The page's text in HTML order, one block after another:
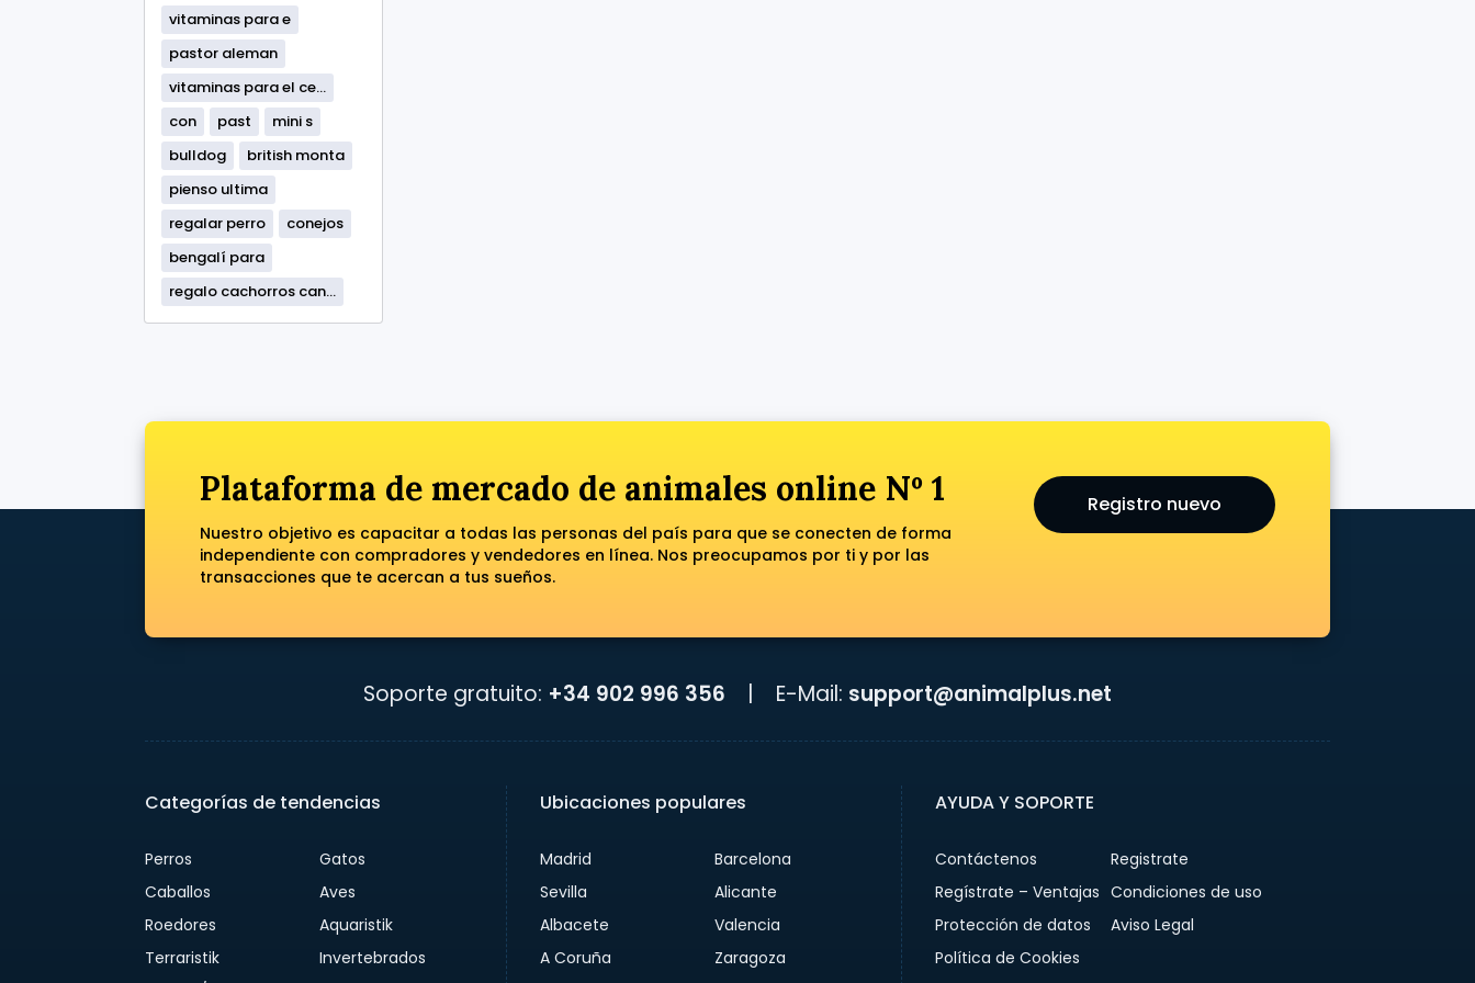
vitaminas para e
pastor aleman
vitaminas para el ce...
con
past
mini s
bulldog
british monta
pienso ultima
regalar perro
conejos
bengalí para
regalo cachorros can...
Plataforma de mercado de animales online Nº 1
Nuestro objetivo es capacitar a todas las personas del país para que se conecten de forma
independiente con compradores y vendedores en línea. Nos preocupamos por ti y por las
transacciones que te acercan a tus sueños.
Registro nuevo
Soporte gratuito: +34 902 996 356 E-Mail: support@animalplus.net
Categorías de tendencias
Perros
Gatos
Caballos
Aves
Roedores
Aquaristik
Terraristik
Invertebrados
Ubicaciones populares
Madrid
Barcelona
Sevilla
Alicante
Albacete
Valencia
A Coruña
Zaragoza
AYUDA Y SOPORTE
Contáctenos
Registrate
Regístrate – Ventajas Condiciones de uso
Protección de datos
Aviso Legal
Política de Cookies